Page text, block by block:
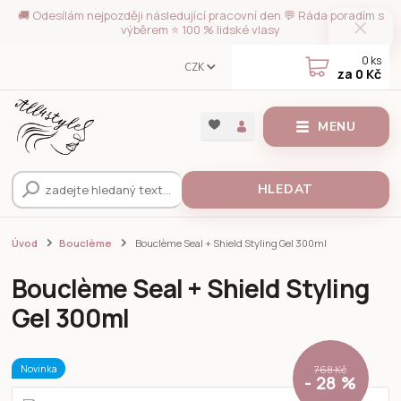
🚚 Odesílám nejpozději následující pracovní den 💬 Ráda poradím s
výběrem ⭐ 100 % lidské vlasy
MENU
CZK
HLEDAT
0 ks
za 0 Kč
Úvod Bouclème Bouclème Seal + Shield Styling Gel 300ml
Bouclème Seal + Shield Styling
Gel 300ml
Novinka 768 Kč
- 28 %